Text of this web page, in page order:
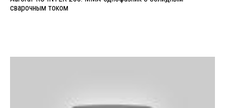
сварочным током